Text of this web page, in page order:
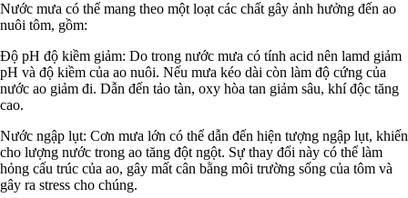
Nước mưa có thể mang theo một loạt các chất gây ảnh hưởng đến ao
nuôi tôm, gồm:
Độ pH độ kiềm giảm: Do trong nước mưa có tính acid nên lamd giảm
pH và độ kiềm của ao nuôi. Nếu mưa kéo dài còn làm độ cứng của
nước ao giảm đi. Dẫn đến tảo tàn, oxy hòa tan giảm sâu, khí độc tăng
cao.
Nước ngập lụt: Cơn mưa lớn có thể dẫn đến hiện tượng ngập lụt, khiến
cho lượng nước trong ao tăng đột ngột. Sự thay đổi này có thể làm
hỏng cấu trúc của ao, gây mất cân bằng môi trường sống của tôm và
gây ra stress cho chúng.